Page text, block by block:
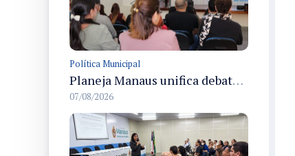
Política Municipal
Planeja Manaus unifica debates sobre planejamento público, orçamento e serviços nos dias 16 e 17 de setembro
07/08/2026